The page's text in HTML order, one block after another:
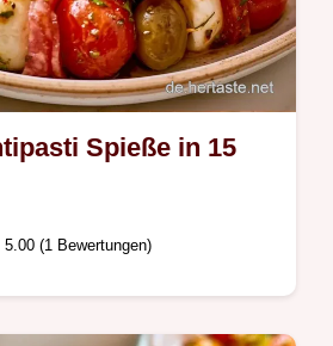
Spieße in 15
5.00 (1 Bewertungen)